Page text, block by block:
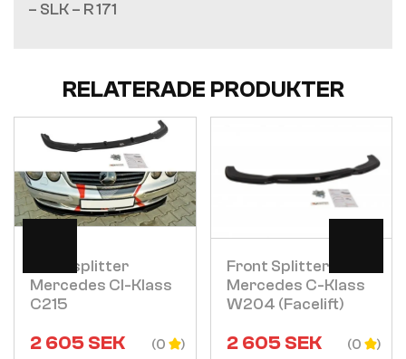
– SLK – R 171
RELATERADE PRODUKTER
Frontsplitter
Mercedes Cl-Klass
C215
2 605SEK (0
Visa
Front Splitter
Mercedes C-Klass
W204 (facelift)
2 605SEK (0